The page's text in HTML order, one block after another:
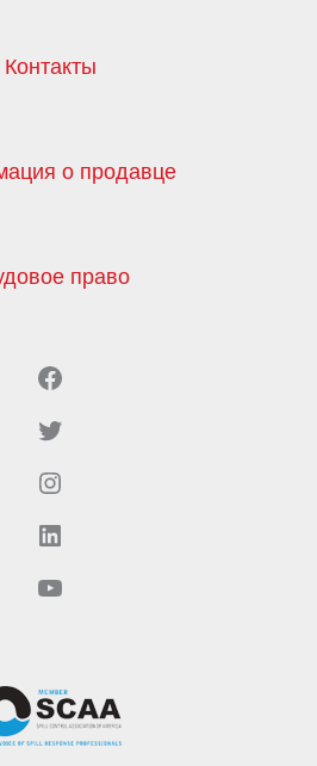
Контакты
о продавце
право
Facebook
Twitter
Instagram
LinkedIn
YouTube